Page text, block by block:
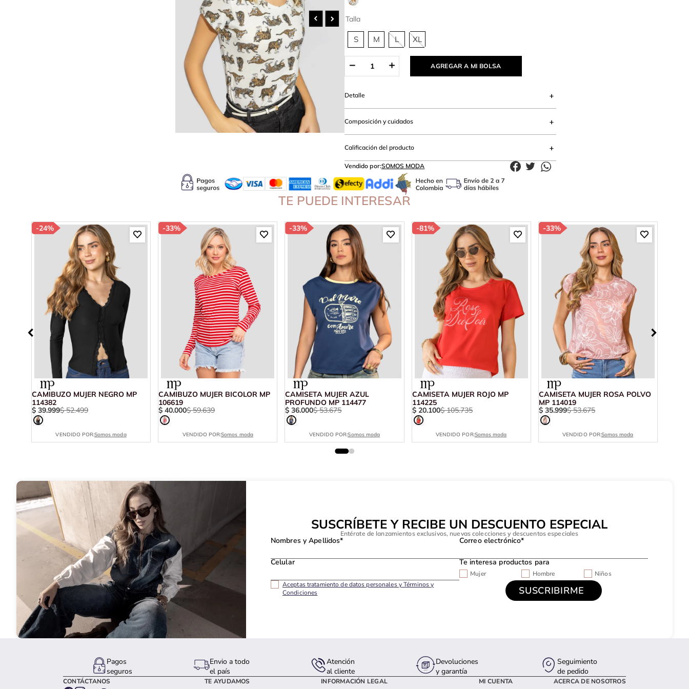
Talla
S M L XL
AGREGAR A MI BOLSA
Detalle
Composición y cuidados
Calificación del producto
Vendido por:SOMOS MODA
TE PUEDE INTERESAR
-24%
CAMIBUZO MUJER NEGRO MP
114382
$ 39.999$ 52.499
VENDIDO POR:Somos moda
-33%
CAMIBUZO MUJER BICOLOR MP
106619
$ 40.000$ 59.639
VENDIDO POR:Somos moda
-33%
CAMISETA MUJER AZUL
PROFUNDO MP 114477
$ 36.000$ 53.675
VENDIDO POR:Somos moda
-81%
CAMISETA MUJER ROJO MP
114225
$ 20.100$ 105.735
VENDIDO POR:Somos moda
-33%
CAMISETA MUJER ROSA POLVO
MP 114019
$ 35.999$ 53.675
VENDIDO POR:Somos moda
SUSCRÍBETE Y RECIBE UN DESCUENTO ESPECIAL
Entérate de lanzamientos exclusivos, nuevas colecciones y descuentos especiales
Nombres y Apellidos* Correo electrónico*
Celular Te interesa productos para
Mujer Hombre
Niños
Aceptas tratamiento de datos personales y Términos y
Condiciones
Pagos
seguros
Envio a todo
el país
Atención
al cliente
Devoluciones
y garantía
Seguimiento
de pedido
CONTÁCTANOS
TE AYUDAMOS
INFORMACIÓN LEGAL
MI CUENTA
ACERCA DE NOSOTROS
10. short